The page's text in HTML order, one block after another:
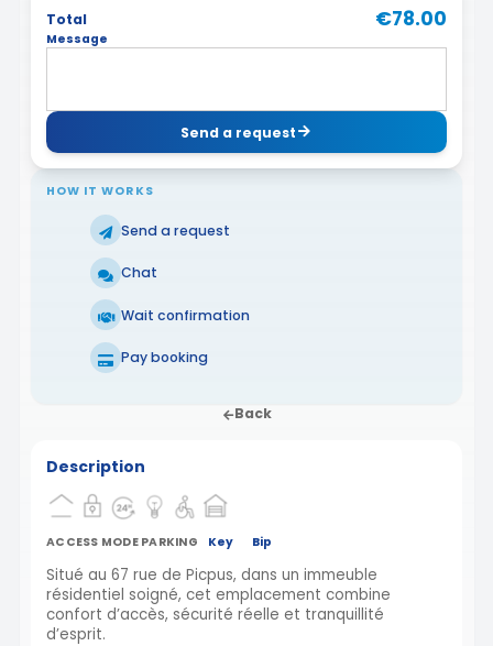
Total
€78.00
Message
Send a request
HOW IT WORKS
Send a request
Chat
Wait confirmation
Pay booking
Back
Description
ACCESS MODE PARKING Key Bip
Situé au 67 rue de Picpus, dans un immeuble
résidentiel soigné, cet emplacement combine
confort d’accès, sécurité réelle et tranquillité
d’esprit.